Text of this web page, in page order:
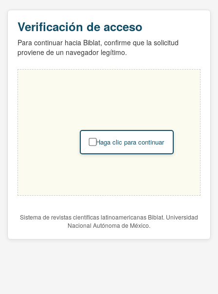
Verificación de acceso
Para continuar hacia Biblat, confirme que la solicitud
proviene de un navegador legítimo.
Haga clic para continuar
Sistema de revistas científicas latinoamericanas Biblat. Universidad
Nacional Autónoma de México.